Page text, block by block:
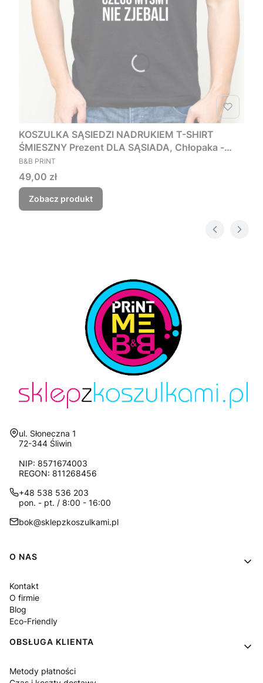
KOSZULKA SĄSIEDZI NADRUKIEM T-SHIRT
ŚMIESZNY Prezent DLA SĄSIADA, Chłopaka -
Czego myśmy nie zjebali
PRODUCENT
B&B PRINT
Cena
49,00 zł
Zobacz produkt
Adres:
ul. Słoneczna 1
72-344 Śliwin
NIP: 8571674003
REGON: 811268456
+48 538 536 203
pon. - pt. / 8:00 - 16:00
bok@sklepzkoszulkami.pl
Linki w stopce
O NAS
Kontakt
O firmie
Blog
Eco-Friendly
OBSŁUGA KLIENTA
Metody płatności